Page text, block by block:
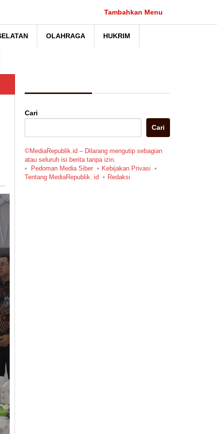
Tambahkan Menu
OLAHRAGA HUKRIM
Cari
Cari
©MediaRepublik.id – Dilarang mengutip sebagian
atau seluruh isi berita tanpa izin.
Pedoman Media Siber
Kebijakan Privasi
Tentang MediaRepublik. id
Redaksi